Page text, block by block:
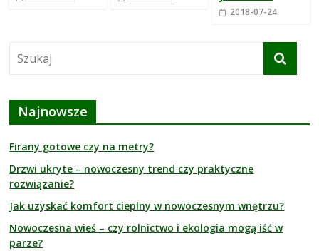
2018-07-24
Najnowsze
Firany gotowe czy na metry?
Drzwi ukryte – nowoczesny trend czy praktyczne
rozwiązanie?
Jak uzyskać komfort cieplny w nowoczesnym wnętrzu?
Nowoczesna wieś – czy rolnictwo i ekologia mogą iść w
parze?